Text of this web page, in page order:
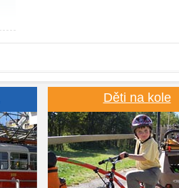
Děti na kole